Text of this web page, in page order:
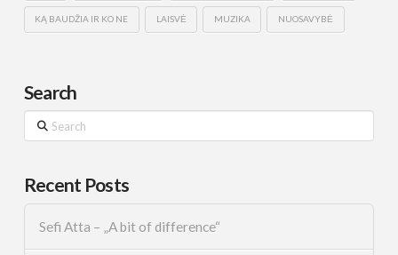
KĄ BAUDŽIA IR KO NE LAISVĖ MUZIKA NUOSAVYBĖ
Search
Search
Recent Posts
Sefi Atta – „A bit of difference“